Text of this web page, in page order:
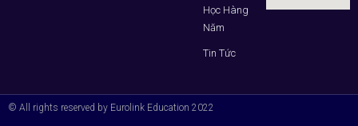
Học Hàng
Năm
Tin Tức
© All rights reserved by Eurolink Education 2022